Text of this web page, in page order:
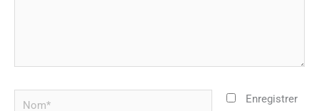
Nom*
Enregistrer